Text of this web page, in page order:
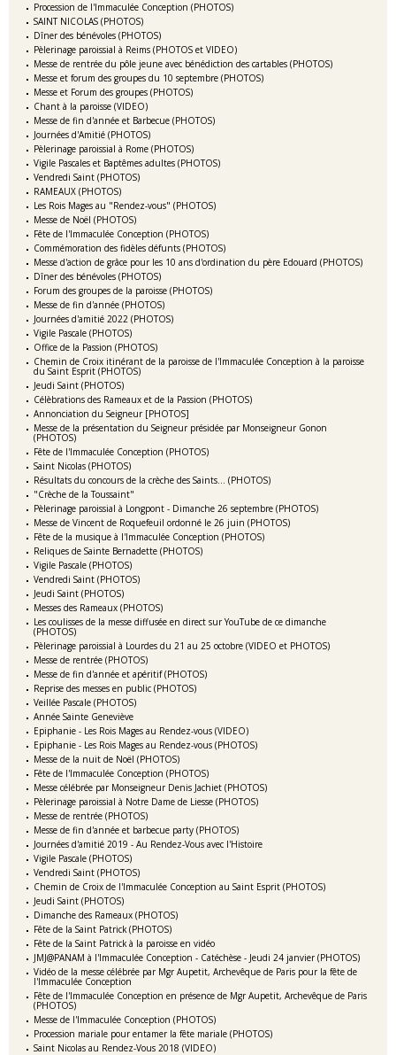
Procession de l'Immaculée Conception (PHOTOS)
SAINT NICOLAS (PHOTOS)
Dîner des bénévoles (PHOTOS)
Pèlerinage paroissial à Reims (PHOTOS et VIDEO)
Messe de rentrée du pôle jeune avec bénédiction des cartables (PHOTOS)
Messe et forum des groupes du 10 septembre (PHOTOS)
Messe et Forum des groupes (PHOTOS)
Chant à la paroisse (VIDEO)
Messe de fin d'année et Barbecue (PHOTOS)
Journées d'Amitié (PHOTOS)
Pèlerinage paroissial à Rome (PHOTOS)
Vigile Pascales et Baptêmes adultes (PHOTOS)
Vendredi Saint (PHOTOS)
RAMEAUX (PHOTOS)
Les Rois Mages au "Rendez-vous" (PHOTOS)
Messe de Noël (PHOTOS)
Fête de l'Immaculée Conception (PHOTOS)
Commémoration des fidèles défunts (PHOTOS)
Messe d'action de grâce pour les 10 ans d'ordination du père Edouard (PHOTOS)
Dîner des bénévoles (PHOTOS)
Forum des groupes de la paroisse (PHOTOS)
Messe de fin d'année (PHOTOS)
Journées d'amitié 2022 (PHOTOS)
Vigile Pascale (PHOTOS)
Office de la Passion (PHOTOS)
Chemin de Croix itinérant de la paroisse de l'Immaculée Conception à la paroisse
du Saint Esprit (PHOTOS)
Jeudi Saint (PHOTOS)
Célèbrations des Rameaux et de la Passion (PHOTOS)
Annonciation du Seigneur [PHOTOS]
Messe de la présentation du Seigneur présidée par Monseigneur Gonon
(PHOTOS)
Fête de l'Immaculée Conception (PHOTOS)
Saint Nicolas (PHOTOS)
Résultats du concours de la crèche des Saints... (PHOTOS)
"Crèche de la Toussaint"
Pèlerinage paroissial à Longpont - Dimanche 26 septembre (PHOTOS)
Messe de Vincent de Roquefeuil ordonné le 26 juin (PHOTOS)
Fête de la musique à l'Immaculée Conception (PHOTOS)
Reliques de Sainte Bernadette (PHOTOS)
Vigile Pascale (PHOTOS)
Vendredi Saint (PHOTOS)
Jeudi Saint (PHOTOS)
Messes des Rameaux (PHOTOS)
Les coulisses de la messe diffusée en direct sur YouTube de ce dimanche
(PHOTOS)
Pèlerinage paroissial à Lourdes du 21 au 25 octobre (VIDEO et PHOTOS)
Messe de rentrée (PHOTOS)
Messe de fin d'année et apéritif (PHOTOS)
Reprise des messes en public (PHOTOS)
Veillée Pascale (PHOTOS)
Année Sainte Geneviève
Epiphanie - Les Rois Mages au Rendez-vous (VIDEO)
Epiphanie - Les Rois Mages au Rendez-vous (PHOTOS)
Messe de la nuit de Noël (PHOTOS)
Fête de l'Immaculée Conception (PHOTOS)
Messe célébrée par Monseigneur Denis Jachiet (PHOTOS)
Pèlerinage paroissial à Notre Dame de Liesse (PHOTOS)
Messe de rentrée (PHOTOS)
Messe de fin d'année et barbecue party (PHOTOS)
Journées d'amitié 2019 - Au Rendez-Vous avec l'Histoire
Vigile Pascale (PHOTOS)
Vendredi Saint (PHOTOS)
Chemin de Croix de l'Immaculée Conception au Saint Esprit (PHOTOS)
Jeudi Saint (PHOTOS)
Dimanche des Rameaux (PHOTOS)
Fête de la Saint Patrick (PHOTOS)
Fête de la Saint Patrick à la paroisse en vidéo
JMJ@PANAM à l'Immaculée Conception - Catéchèse - Jeudi 24 janvier (PHOTOS)
Vidéo de la messe célébrée par Mgr Aupetit, Archevêque de Paris pour la fête de
l'Immaculée Conception
Fête de l'Immaculée Conception en présence de Mgr Aupetit, Archevêque de Paris
(PHOTOS)
Messe de l'Immaculée Conception (PHOTOS)
Procession mariale pour entamer la fête mariale (PHOTOS)
Saint Nicolas au Rendez-Vous 2018 (VIDEO)